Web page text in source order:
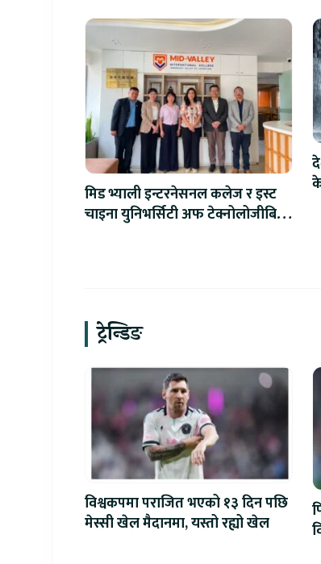
मिड भ्याली इन्टरनेसनल कलेज र इस्ट
चाइना युनिभर्सिटी अफ टेक्नोलोजीबिच
ट्रेन्डिङ
विश्वकपमा पराजित भएको १३ दिन पछि
मेस्सी खेल मैदानमा, यस्तो रह्यो खेल